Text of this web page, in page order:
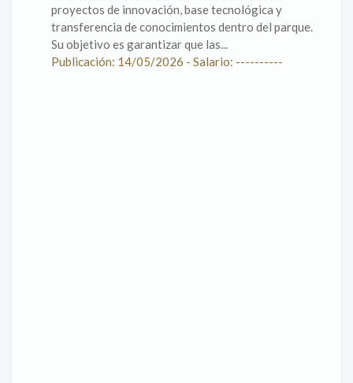
proyectos de innovación, base tecnológica y
transferencia de conocimientos dentro del parque.
Su objetivo es garantizar que las...
Publicación: 14/05/2026 - Salario: ----------